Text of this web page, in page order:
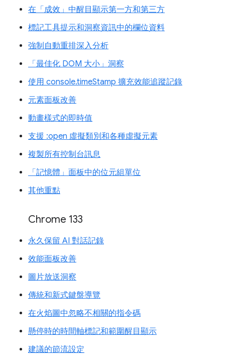
在「成效」中醒目顯示第一方和第三方
標記工具提示和洞察資訊中的欄位資料
強制自動重排深入分析
「最佳化 DOM 大小」洞察
使用 console.timeStamp 擴充效能追蹤記錄
元素面板改善
動畫樣式的即時值
支援 :open 虛擬類別和各種虛擬元素
複製所有控制台訊息
「記憶體」面板中的位元組單位
其他重點
Chrome 133
永久保留 AI 對話記錄
效能面板改善
圖片放送洞察
傳統和新式鍵盤導覽
在火焰圖中忽略不相關的指令碼
懸停時的時間軸標記和範圍醒目顯示
建議的節流設定